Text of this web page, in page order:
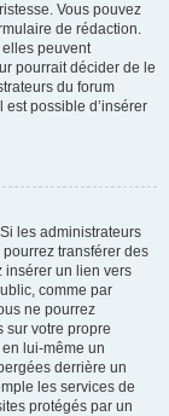
Vous pouvez
de rédaction.
peuvent
pourrait décider de le
du forum
est possible d’insérer
les administrateurs
transférer des
insérer un lien vers
comme par
ne pourrez
sur votre propre
lui-même un
derrière un
les services de
protégés par un